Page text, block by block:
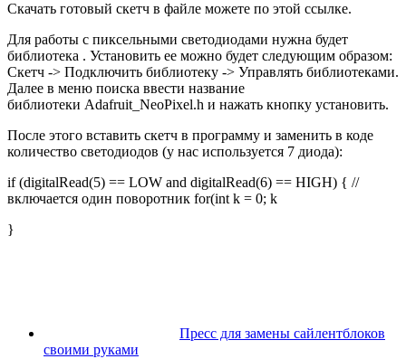
Скачать готовый скетч в файле можете по этой ссылке.
Для работы с пиксельными светодиодами нужна будет
библиотека . Установить ее можно будет следующим образом:
Скетч -> Подключить библиотеку -> Управлять библиотеками.
Далее в меню поиска ввести название
библиотеки Adafruit_NeoPixel.h и нажать кнопку установить.
После этого вставить скетч в программу и заменить в коде
количество светодиодов (у нас используется 7 диода):
if (digitalRead(5) == LOW and digitalRead(6) == HIGH) { //
включается один поворотник for(int k = 0; k
}
Пресс для замены сайлентблоков
своими руками